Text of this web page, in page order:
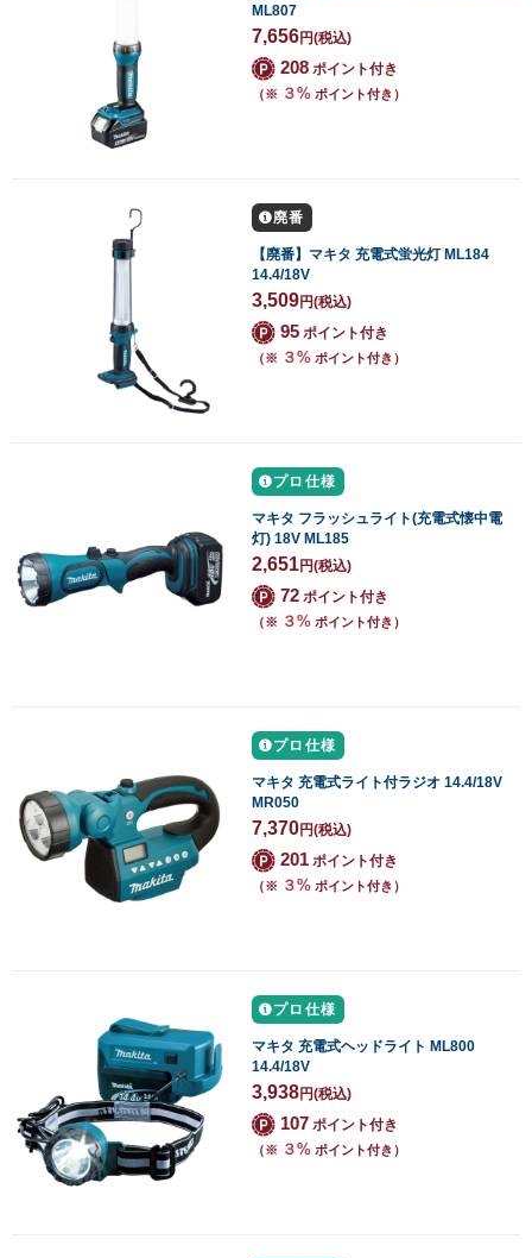
ML807
7,656円(税込)
208 ポイント付き
（※ ３% ポイント付き）
廃番
【廃番】マキタ 充電式蛍光灯 ML184
14.4/18V
3,509円(税込)
95 ポイント付き
（※ ３% ポイント付き）
プロ仕様
マキタ フラッシュライト(充電式懐中電
灯) 18V ML185
2,651円(税込)
72 ポイント付き
（※ ３% ポイント付き）
プロ仕様
マキタ 充電式ライト付ラジオ 14.4/18V
MR050
7,370円(税込)
201 ポイント付き
（※ ３% ポイント付き）
プロ仕様
マキタ 充電式ヘッドライト ML800
14.4/18V
3,938円(税込)
107 ポイント付き
（※ ３% ポイント付き）